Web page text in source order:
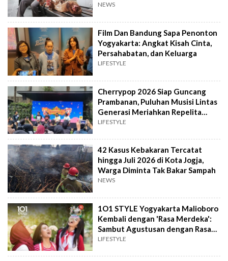
NEWS
Film Dan Bandung Sapa Penonton
Yogyakarta: Angkat Kisah Cinta,
Persahabatan, dan Keluarga
LIFESTYLE
Cherrypop 2026 Siap Guncang
Prambanan, Puluhan Musisi Lintas
Generasi Meriahkan Repelita
Musik
LIFESTYLE
42 Kasus Kebakaran Tercatat
hingga Juli 2026 di Kota Jogja,
Warga Diminta Tak Bakar Sampah
NEWS
1O1 STYLE Yogyakarta Malioboro
Kembali dengan 'Rasa Merdeka':
Sambut Agustusan dengan Rasa
dan Tawa
LIFESTYLE